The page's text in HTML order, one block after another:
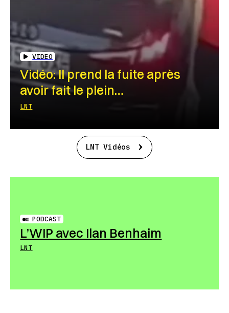
VIDEO
Vidéo: Il prend la fuite après
avoir fait le plein…
LNT
LNT Vidéos
PODCAST
L’WIP avec Ilan Benhaim
LNT